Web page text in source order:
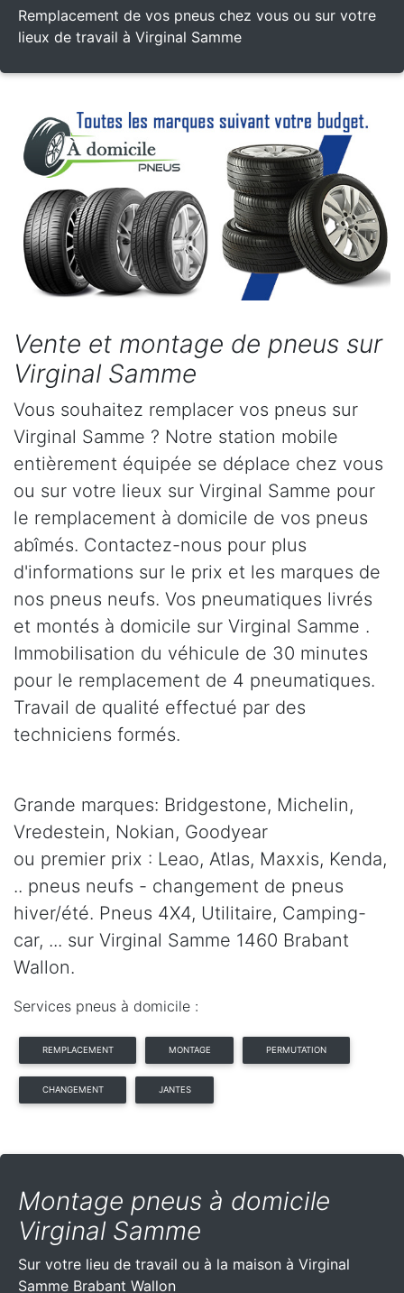
Remplacement de vos pneus chez vous ou sur votre
lieux de travail à Virginal Samme
Vente et montage de pneus sur
Virginal Samme
Vous souhaitez remplacer vos pneus sur
Virginal Samme ? Notre station mobile
entièrement équipée se déplace chez vous
ou sur votre lieux sur Virginal Samme pour
le remplacement à domicile de vos pneus
abîmés. Contactez-nous pour plus
d'informations sur le prix et les marques de
nos pneus neufs. Vos pneumatiques livrés
et montés à domicile sur Virginal Samme .
Immobilisation du véhicule de 30 minutes
pour le remplacement de 4 pneumatiques.
Travail de qualité effectué par des
techniciens formés.
Grande marques: Bridgestone, Michelin,
Vredestein, Nokian, Goodyear
ou premier prix : Leao, Atlas, Maxxis, Kenda,
.. pneus neufs - changement de pneus
hiver/été. Pneus 4X4, Utilitaire, Camping-
car, ... sur Virginal Samme 1460 Brabant
Wallon.
Services pneus à domicile :
REMPLACEMENT MONTAGE PERMUTATION
CHANGEMENT JANTES
Montage pneus à domicile
Virginal Samme
Sur votre lieu de travail ou à la maison à Virginal
Samme Brabant Wallon